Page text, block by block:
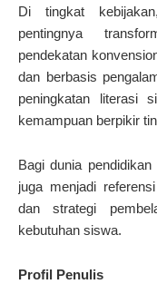
Di tingkat
pentingnya
pendekatan
dan berbasis
peningkatan literasi
kemampuan berpikir
Bagi dunia
juga menjadi
dan strategi
kebutuhan siswa.
Profil Penulis